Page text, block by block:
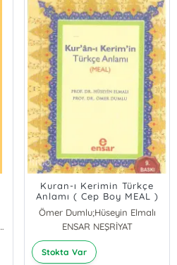
DEM DEĞERLER EĞİTİMİ MERKEZİ YAYINLARI
Kuran-ı Kerimin Türkçe
Anlamı ( Cep Boy MEAL )
Ömer Dumlu;Hüseyin Elmalı
ENSAR NEŞRİYAT
Stokta Var